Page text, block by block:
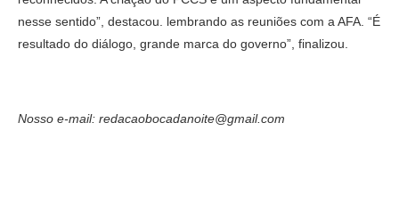
nesse sentido”, destacou. lembrando as reuniões com a AFA. “É
resultado do diálogo, grande marca do governo”, finalizou.
Nosso e-mail: redacaobocadanoite@gmail.com